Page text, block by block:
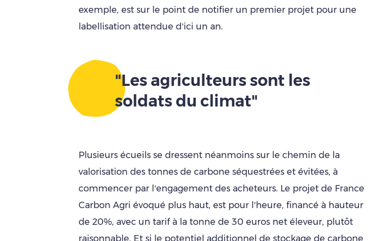
exemple, est sur le point de notifier un premier projet pour une
labellisation attendue d’ici un an.
"Les agriculteurs sont les
soldats du climat"
Plusieurs écueils se dressent néanmoins sur le chemin de la
valorisation des tonnes de carbone séquestrées et évitées, à
commencer par l’engagement des acheteurs. Le projet de France
Carbon Agri évoqué plus haut, est pour l’heure, financé à hauteur
de 20%, avec un tarif à la tonne de 30 euros net éleveur, plutôt
raisonnable. Et si le potentiel additionnel de stockage de carbone